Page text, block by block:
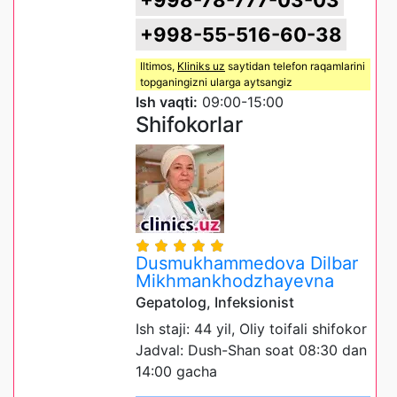
+998-55-516-60-38
Iltimos, Kliniks uz saytidan telefon raqamlarini
topganingizni ularga aytsangiz
Ish vaqti: 09:00-15:00
Shifokorlar
Dusmukhammedova Dilbar
Mikhmankhodzhayevna
Gepatolog, Infeksionist
Ish staji: 44 yil, Oliy toifali shifokor
Jadval: Dush-Shan soat 08:30 dan
14:00 gacha